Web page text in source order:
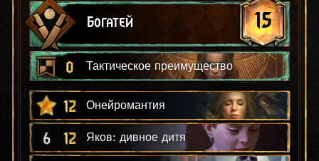
Богатей 15
0 Тактическое преимущество
12 Онейромантия
6 12 Яков: дивное дитя